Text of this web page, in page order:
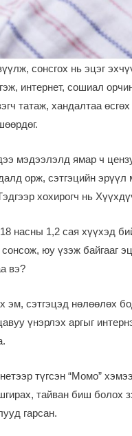
сонсгох нь эцэг
интернет, сошиал
татаж, хандалтаа
мэдээлэлд ямар ч
орж, сэтгэцийн
хохирогч нь
насны 1,2 сая хүүхэд
юу үзэж байгааг
вэ?
эм, сэтгэцэд нөлөөлөх
үнэрлэх аргыг
түгсэн “Момо”
тайван биш болох
гарсан.